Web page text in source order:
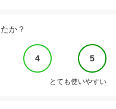
か？
4 5
とても使いやすい